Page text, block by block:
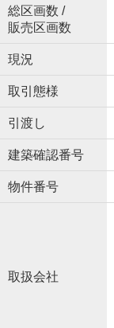
総区画数 /
販売区画数
現況
取引態様
引渡し
建築確認番号
物件番号
取扱会社